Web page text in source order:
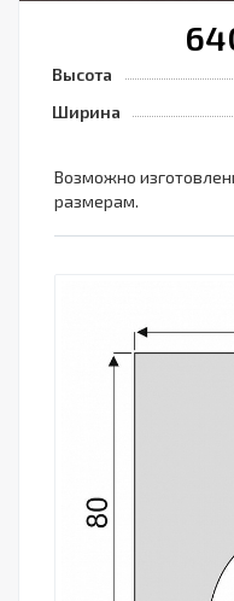
Высота
Ширина
Возможно
размерам.